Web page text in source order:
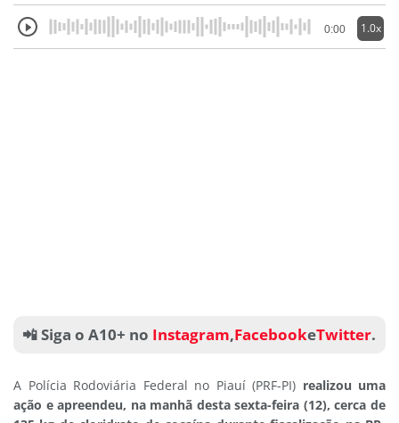
0:00 1.0x
📲 Siga o A10+ no Instagram,FacebookeTwitter.
A Polícia Rodoviária Federal no Piauí (PRF-PI) realizou uma
ação e apreendeu, na manhã desta sexta-feira (12), cerca de